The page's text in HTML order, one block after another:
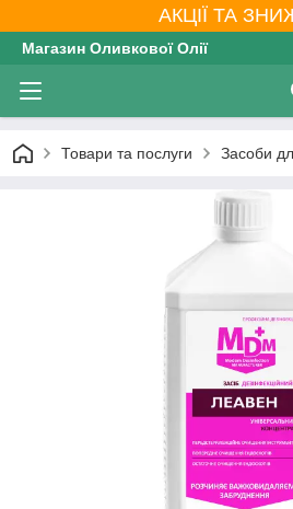
АКЦІЇ ТА
Магазин Оливкової Олії
Товари та послуги Засоби